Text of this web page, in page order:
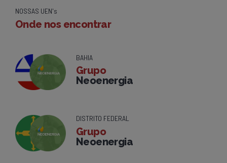
NOSSAS UEN's
Onde nos encontrar
BAHIA
Grupo
Neoenergia
DISTRITO FEDERAL
Grupo
Neoenergia